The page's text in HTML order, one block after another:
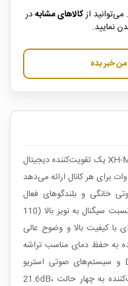
ازکالاهای مشابهدر
نمایید.
خبر بده
ماژول آمپلی فایر TDA7498 و XH-M510 یک تقویت‌کننده دیجیتال
کلاس D است که توان خروجی 100 وات برای هر کانال ارائه می‌دهد
خانگی و بلندگوهای فعال
طراحی شده است. این ماژول‌ها با نسبت سیگنال به نویز بالا (110
با کیفیت بالا و وضوح عالی
به حفظ دمای مناسب تراشه
کمک می‌کند و برای پروژه‌های DIY و سیستم‌های صوتی استریو
مناسب است. همچنین، گین تقویت‌کننده به چهار حالت 21.6dB،